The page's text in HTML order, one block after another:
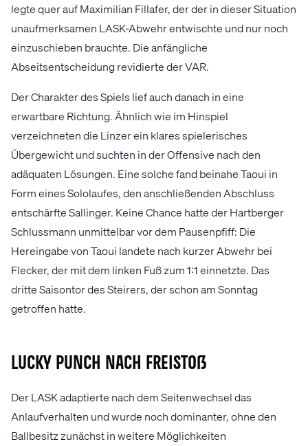
legte quer auf Maximilian Fillafer, der der in dieser Situation
unaufmerksamen LASK-Abwehr entwischte und nur noch
einzuschieben brauchte. Die anfängliche
Abseitsentscheidung revidierte der VAR.
Der Charakter des Spiels lief auch danach in eine
erwartbare Richtung. Ähnlich wie im Hinspiel
verzeichneten die Linzer ein klares spielerisches
Übergewicht und suchten in der Offensive nach den
adäquaten Lösungen. Eine solche fand beinahe Taoui in
Form eines Sololaufes, den anschließenden Abschluss
entschärfte Sallinger. Keine Chance hatte der Hartberger
Schlussmann unmittelbar vor dem Pausenpfiff: Die
Hereingabe von Taoui landete nach kurzer Abwehr bei
Flecker, der mit dem linken Fuß zum 1:1 einnetzte. Das
dritte Saisontor des Steirers, der schon am Sonntag
getroffen hatte.
Lucky Punch nach Freistoß
Der LASK adaptierte nach dem Seitenwechsel das
Anlaufverhalten und wurde noch dominanter, ohne den
Ballbesitz zunächst in weitere Möglichkeiten